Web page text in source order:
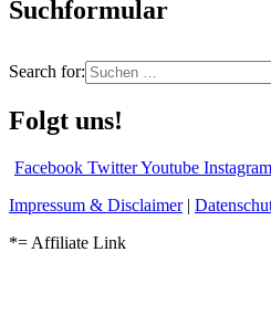
Suchformular
Search for:
Folgt uns!
Facebook TwitterYoutube Instagram
Impressum & Disclaimer|
*= Affiliate Link